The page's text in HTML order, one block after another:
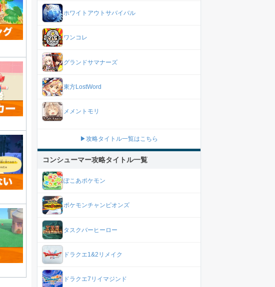
ホワイトアウトサバイバル
ワンコレ
グランドサマナーズ
東方LostWord
メメントモリ
▶攻略タイトル一覧はこちら
コンシューマー攻略タイトル一覧
ぽこあポケモン
ポケモンチャンピオンズ
タスクバーヒーロー
ドラクエ1&2リメイク
ドラクエ7リイマジンド